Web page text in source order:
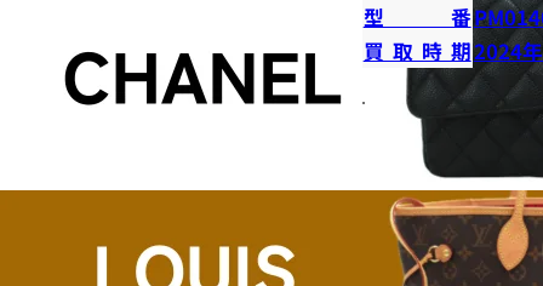
型番
買取時期2024